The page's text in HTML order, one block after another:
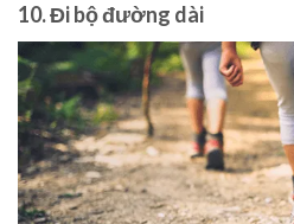
10. Đi bộ đường dài